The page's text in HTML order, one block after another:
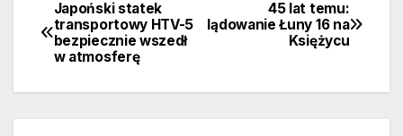
Nawigacja
wpisu
45 lat temu:
lądowanie Łuny 16 na
Księżycu
Japoński statek
transportowy HTV-5
bezpiecznie wszedł
w atmosferę